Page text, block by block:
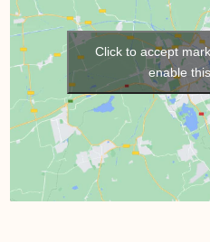
Click to accept
enable